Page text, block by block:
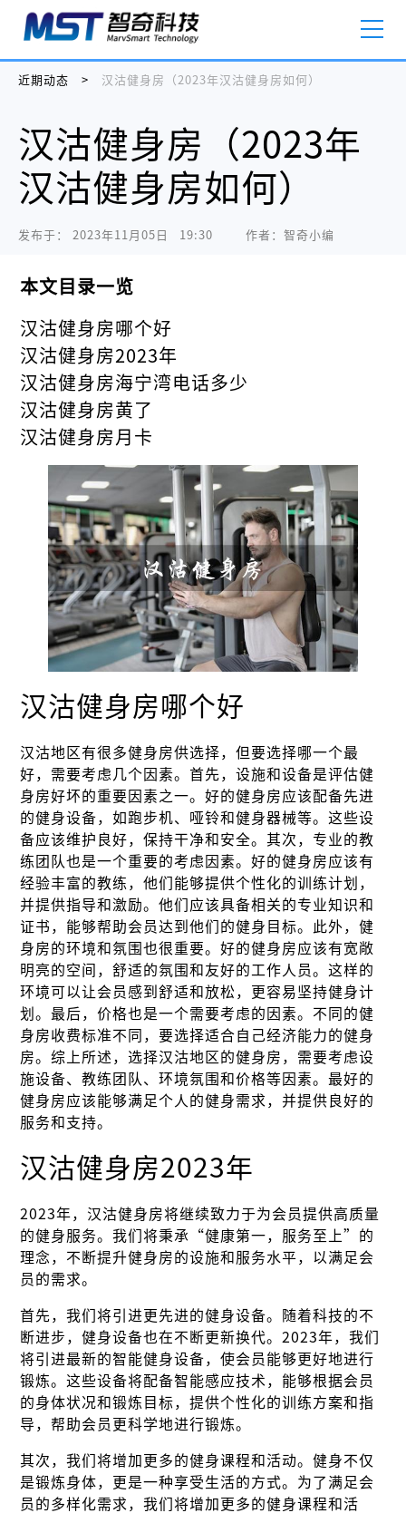
近期动态 > 汉沽健身房（2023年汉沽健身房如何）
汉沽健身房（2023年
汉沽健身房如何）
发布于： 2023年11月05日   19:30 作者：智奇小编
本文目录一览
汉沽健身房哪个好
汉沽健身房2023年
汉沽健身房海宁湾电话多少
汉沽健身房黄了
汉沽健身房月卡
汉沽健身房哪个好
汉沽地区有很多健身房供选择，但要选择哪一个最
好，需要考虑几个因素。首先，设施和设备是评估健
身房好坏的重要因素之一。好的健身房应该配备先进
的健身设备，如跑步机、哑铃和健身器械等。这些设
备应该维护良好，保持干净和安全。其次，专业的教
练团队也是一个重要的考虑因素。好的健身房应该有
经验丰富的教练，他们能够提供个性化的训练计划，
并提供指导和激励。他们应该具备相关的专业知识和
证书，能够帮助会员达到他们的健身目标。此外，健
身房的环境和氛围也很重要。好的健身房应该有宽敞
明亮的空间，舒适的氛围和友好的工作人员。这样的
环境可以让会员感到舒适和放松，更容易坚持健身计
划。最后，价格也是一个需要考虑的因素。不同的健
身房收费标准不同，要选择适合自己经济能力的健身
房。综上所述，选择汉沽地区的健身房，需要考虑设
施设备、教练团队、环境氛围和价格等因素。最好的
健身房应该能够满足个人的健身需求，并提供良好的
服务和支持。
汉沽健身房2023年
2023年，汉沽健身房将继续致力于为会员提供高质量
的健身服务。我们将秉承“健康第一，服务至上”的
理念，不断提升健身房的设施和服务水平，以满足会
员的需求。
首先，我们将引进更先进的健身设备。随着科技的不
断进步，健身设备也在不断更新换代。2023年，我们
将引进最新的智能健身设备，使会员能够更好地进行
锻炼。这些设备将配备智能感应技术，能够根据会员
的身体状况和锻炼目标，提供个性化的训练方案和指
导，帮助会员更科学地进行锻炼。
其次，我们将增加更多的健身课程和活动。健身不仅
是锻炼身体，更是一种享受生活的方式。为了满足会
员的多样化需求，我们将增加更多的健身课程和活